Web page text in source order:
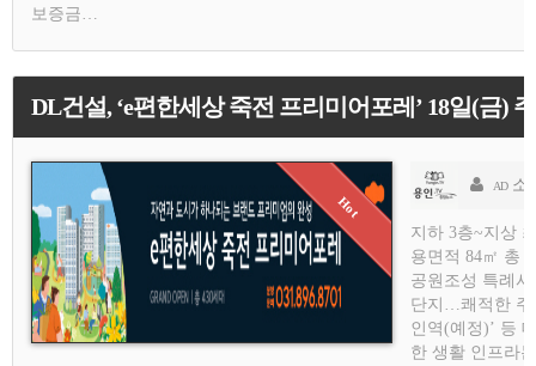
보증금…
DL건설, ‘e편한세상 죽전 프리미어포레’ 18일(금)
AD 소
지하 3층~지상
용면적 84㎡ 총
공원조성 특례
단지…쾌적한 주
인역(예정)’ 등
한 생활 인프라